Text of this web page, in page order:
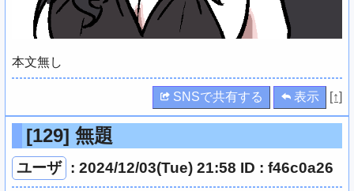
本文無し
SNSで共有する 表示 [↑]
[129] 無題
ユーザ : 2024/12/03(Tue) 21:58 ID : f46c0a26